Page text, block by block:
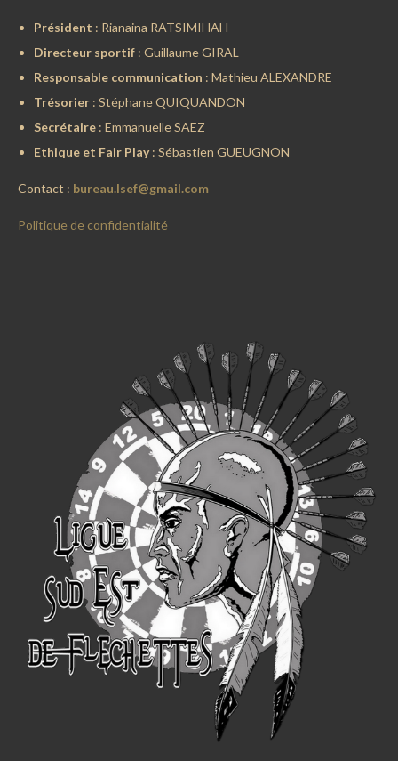
Président : Rianaina RATSIMIHAH
Directeur sportif: Guillaume GIRAL
Responsable communication : Mathieu ALEXANDRE
Trésorier : Stéphane QUIQUANDON
Secrétaire: Emmanuelle SAEZ
Ethique et Fair Play: Sébastien GUEUGNON
Contact : bureau.lsef@gmail.com
Politique de confidentialité